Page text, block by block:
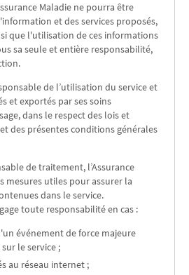
Maladie ne pourra être
et des services proposés,
que l'utilisation de ces informations
sa seule et entière responsabilité,
de l’utilisation du service et
et exportés par ses soins
dans le respect des lois et
des présentes conditions générales
de traitement, l’Assurance
mesures utiles pour assurer la
dans le service.
toute responsabilité en cas :
événement de force majeure
le service ;
au réseau internet ;